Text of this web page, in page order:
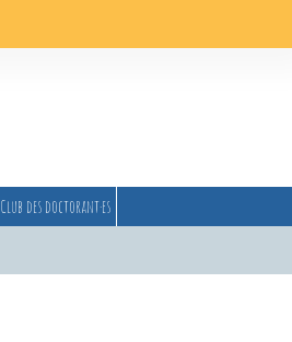
Club des doctorant·es